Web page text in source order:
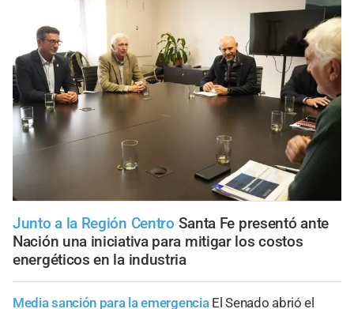
Junto a la Región Centro Santa Fe presentó ante
Nación una iniciativa para mitigar los costos
energéticos en la industria
Media sanción para la emergencia El Senado abrió el